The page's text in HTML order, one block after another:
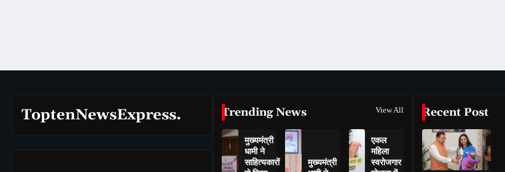
ToptenNewsExpress. Trending News View All
मुख्यमंत्री
धामी ने
साहित्यकारों
मुख्यमंत्री
एकल
महिला
स्वरोजगार
Recent Post